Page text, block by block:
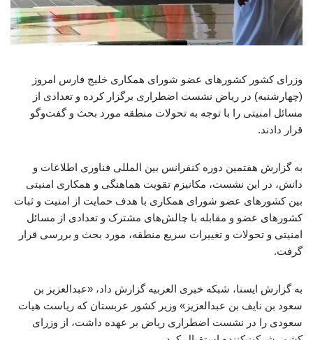
وزرای کشور کشورهای عضو شورای همکاری خلیج فارس امروز
(چهارشنبه) در ریاض نشست اضطراری برگزار کرده و تعدادی از
مسائل امنیتی را با توجه به تحولات منطقه مورد بحث و گفت‌وگو
قرار دادند.
به گزارش هفتمین دوره کنفرانس بین المللی فناوری اطلاعات و
دانش، در این نشست، مکانیزم تقویت هماهنگی و همکاری امنیتی
بین کشورهای عضو شورای همکاری با هدف حمایت از امنیت و ثبات
کشورهای عضو و مقابله با چالش‌های مشترک و تعدادی از مسائل
امنیتی و تحولات و تغییرات سریع منطقه، مورد بحث و بررسی قرار
گرفت.
به گزارش ایسنا، شبکه خبری العربیه گزارش داد، «عبدالعزیز بن
سعود بن نایف بن عبدالعزیز» وزیر کشور عربستان که ریاست هیات
سعودی را در نشست اضطراری ریاض بر عهده داشت، از وزرای